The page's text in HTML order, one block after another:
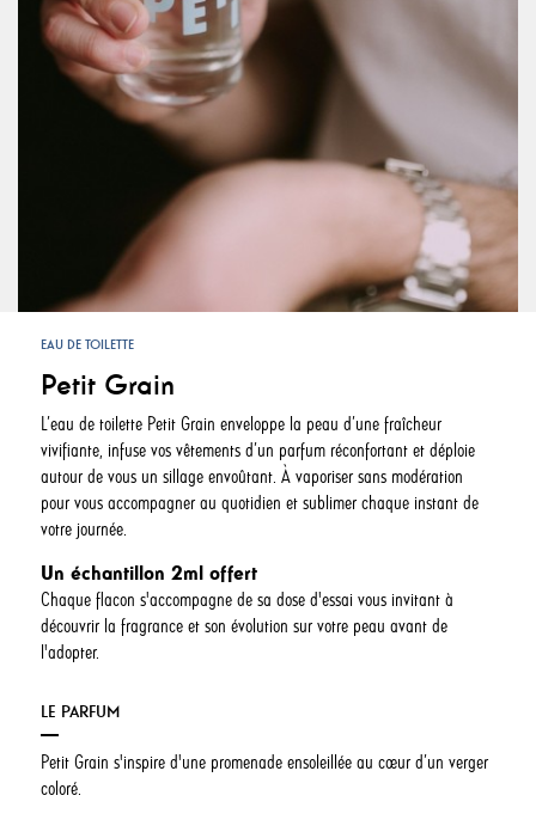
EAU DE TOILETTE
Petit Grain
L’eau de toilette Petit Grain enveloppe la peau d’une fraîcheur
vivifiante, infuse vos vêtements d’un parfum réconfortant et déploie
autour de vous un sillage envoûtant. À vaporiser sans modération
pour vous accompagner au quotidien et sublimer chaque instant de
votre journée.
Un échantillon 2ml offert
Chaque flacon s'accompagne de sa dose d'essai vous invitant à
découvrir la fragrance et son évolution sur votre peau avant de
l'adopter.
LE PARFUM
Petit Grain s'inspire d'une promenade ensoleillée au cœur d’un verger
coloré.